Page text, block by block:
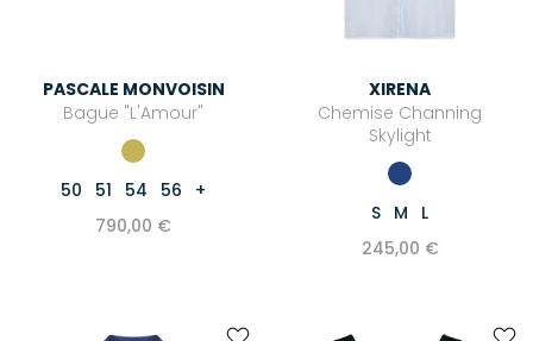
PASCALE MONVOISIN
Bague "L'Amour"
50 51 54 56
+
790,00 €
XIRENA
Chemise Channing
Skylight
S M
L
245,00 €